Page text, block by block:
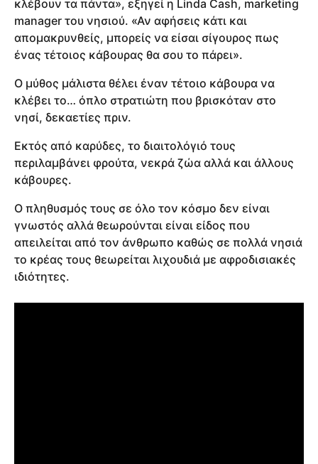
κλέβουν τα πάντα», εξηγεί η Linda Cash, marketing
manager του νησιού. «Αν αφήσεις κάτι και
απομακρυνθείς, μπορείς να είσαι σίγουρος πως
ένας τέτοιος κάβουρας θα σου το πάρει».
Ο μύθος μάλιστα θέλει έναν τέτοιο κάβουρα να
κλέβει το… όπλο στρατιώτη που βρισκόταν στο
νησί, δεκαετίες πριν.
Εκτός από καρύδες, το διαιτολόγιό τους
περιλαμβάνει φρούτα, νεκρά ζώα αλλά και άλλους
κάβουρες.
Ο πληθυσμός τους σε όλο τον κόσμο δεν είναι
γνωστός αλλά θεωρούνται είναι είδος που
απειλείται από τον άνθρωπο καθώς σε πολλά νησιά
το κρέας τους θεωρείται λιχουδιά με αφροδισιακές
ιδιότητες.